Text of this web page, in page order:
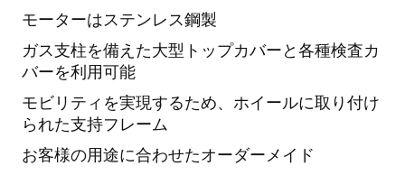
モーターはステンレス鋼製
ガス支柱を備えた大型トップカバーと各種検査カ
バーを利用可能
モビリティを実現するため、ホイールに取り付け
られた支持フレーム
お客様の用途に合わせたオーダーメイド